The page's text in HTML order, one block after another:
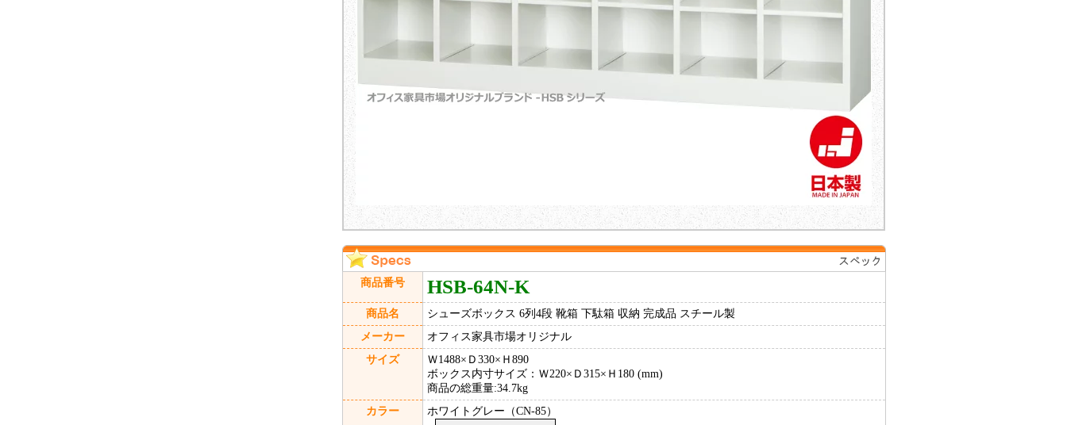
商品番号 HSB-64N-K
商品名
シューズボックス 6列4段 靴箱 下駄箱 収納 完成品 スチール製
メーカー
オフィス家具市場オリジナル
サイズ
Ｗ1488×Ｄ330×Ｈ890
ボックス内寸サイズ：Ｗ220×Ｄ315×Ｈ180 (mm)
商品の総重量:34.7kg
カラー
ホワイトグレー（CN-85）